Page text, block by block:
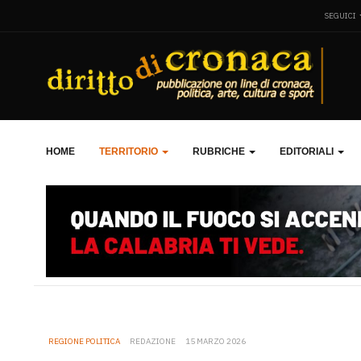
SEGUICI
HOME TERRITORIO RUBRICHE EDITORIALI
REGIONE POLITICA REDAZIONE 15 MARZO 2026